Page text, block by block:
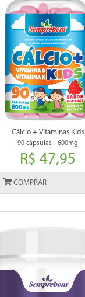
Cálcio + Vitaminas Kids
90 cápsulas - 600mg
R$ 47,95
COMPRAR